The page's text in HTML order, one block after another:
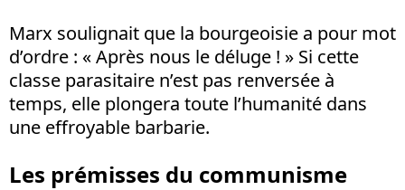
Marx soulignait que la bourgeoisie a pour mot
d’ordre : « Après nous le déluge ! » Si cette
classe parasitaire n’est pas renversée à
temps, elle plongera toute l’humanité dans
une effroyable barbarie.
Les prémisses du communisme